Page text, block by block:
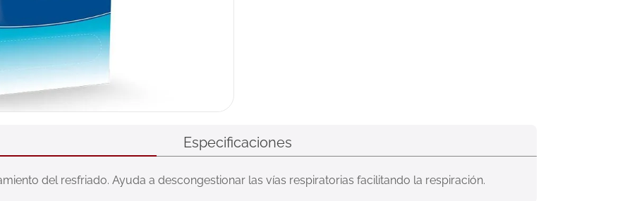
Especificaciones
del resfriado. Ayuda a descongestionar las vías respiratorias facilitando la respiración.